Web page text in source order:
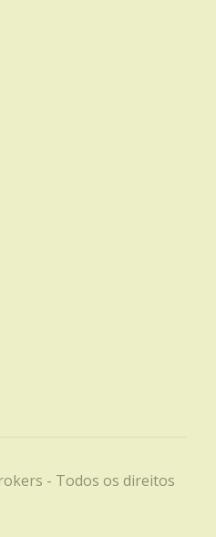
- Todos os direitos